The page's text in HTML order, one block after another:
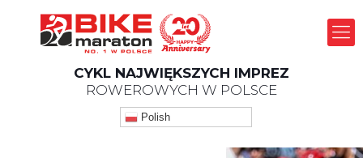
CYKL NAJWIĘKSZYCH IMPREZ
ROWEROWYCH W POLSCE
Polish